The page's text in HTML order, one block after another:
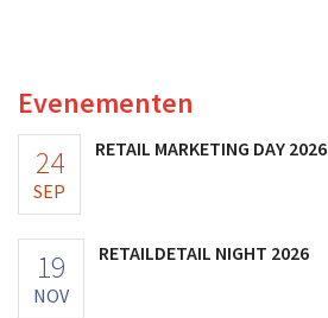
Evenementen
24
SEP
RETAIL MARKETING DAY 2026
19
NOV
RETAILDETAIL NIGHT 2026